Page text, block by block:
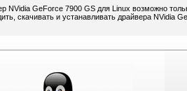
NVidia GeForce 7900 GS для Linux возможно
скачивать и устанавливать драйвера NVidia